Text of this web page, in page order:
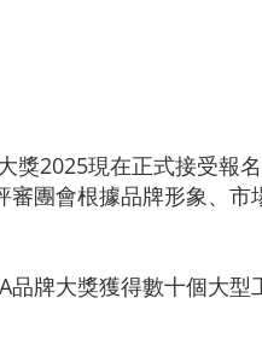
獎2025現在正式接受報
團會根據品牌形象、
牌大獎獲得數十個大